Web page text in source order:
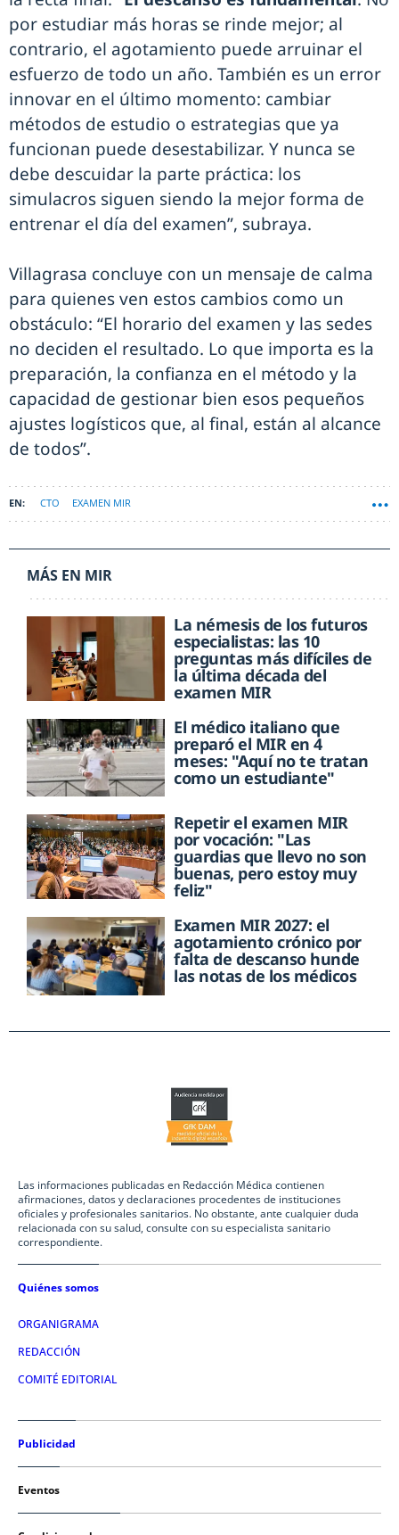
por estudiar más horas se rinde mejor; al
contrario, el agotamiento puede arruinar el
esfuerzo de todo un año. También es un error
innovar en el último momento: cambiar
métodos de estudio o estrategias que ya
funcionan puede desestabilizar. Y nunca se
debe descuidar la parte práctica: los
simulacros siguen siendo la mejor forma de
entrenar el día del examen”, subraya.
Villagrasa concluye con un mensaje de calma
para quienes ven estos cambios como un
obstáculo: “El horario del examen y las sedes
no deciden el resultado. Lo que importa es la
preparación, la confianza en el método y la
capacidad de gestionar bien esos pequeños
ajustes logísticos que, al final, están al alcance
de todos”.
CTO EXAMEN MIR
MÁS EN MIR
La némesis de los futuros
especialistas: las 10
preguntas más difíciles de
la última década del
examen MIR
El médico italiano que
preparó el MIR en 4
meses: "Aquí no te tratan
como un estudiante"
Repetir el examen MIR
por vocación: "Las
guardias que llevo no son
buenas, pero estoy muy
feliz"
Examen MIR 2027: el
agotamiento crónico por
falta de descanso hunde
las notas de los médicos
Las informaciones publicadas en Redacción Médica contienen
afirmaciones, datos y declaraciones procedentes de instituciones
oficiales y profesionales sanitarios. No obstante, ante cualquier duda
relacionada con su salud, consulte con su especialista sanitario
correspondiente.
Quiénes somos
ORGANIGRAMA
REDACCIÓN
COMITÉ EDITORIAL
Publicidad
Eventos